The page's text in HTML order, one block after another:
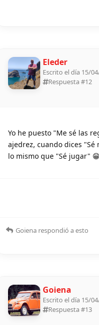
Eleder
Escrito el día 15/
Respuesta #12
Yo he puesto "Me sé las
ajedrez, cuando dices
lo mismo que "Sé jugar" 😁
Goiena respondió a esto
Goiena
Escrito el día 15/
Respuesta #13